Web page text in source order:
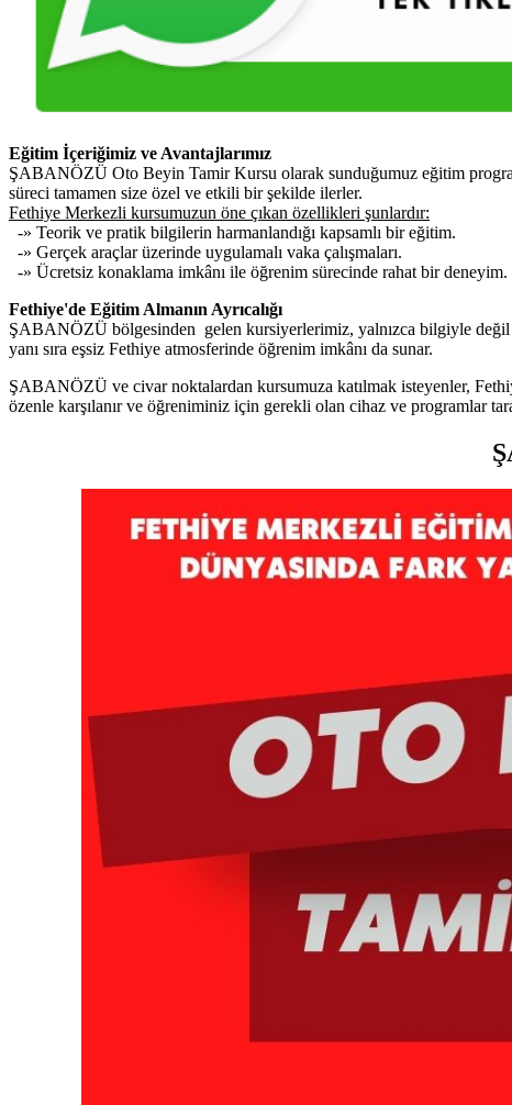
Eğitim İçeriğimiz ve Avantajlarımız
ŞABANÖZÜ Oto Beyin Tamir Kursu olarak sunduğumuz eğitim
süreci tamamen size özel ve etkili bir şekilde ilerler.
Fethiye Merkezli kursumuzun öne çıkan özellikleri şunlardır:
-» Teorik ve pratik bilgilerin harmanlandığı kapsamlı bir eğitim.
-» Gerçek araçlar üzerinde uygulamalı vaka çalışmaları.
-» Ücretsiz konaklama imkânı ile öğrenim sürecinde rahat bir deneyim.
Fethiye'de Eğitim Almanın Ayrıcalığı
ŞABANÖZÜ bölgesinden gelen kursiyerlerimiz, yalnızca bilgiyle değil
yanı sıra eşsiz Fethiye atmosferinde öğrenim imkânı da sunar.
ŞABANÖZÜ ve civar noktalardan kursumuza katılmak isteyenler,
özenle karşılanır ve öğreniminiz için gerekli olan cihaz ve programlar